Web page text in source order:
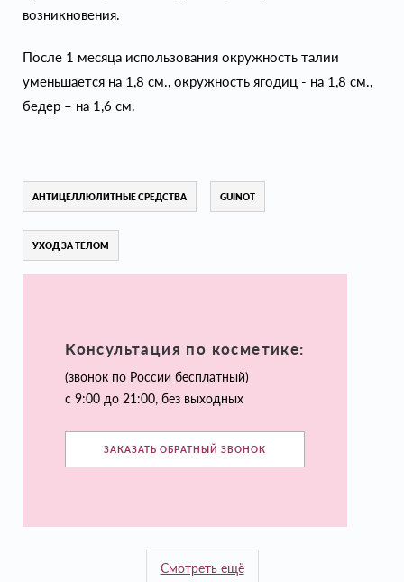
возникновения.
После 1 месяца использования окружность талии
уменьшается на 1,8 см., окружность ягодиц - на 1,8 см.,
бедер – на 1,6 см.
АНТИЦЕЛЛЮЛИТНЫЕ СРЕДСТВА GUINOT
УХОД ЗА ТЕЛОМ
Консультация по косметике:
(звонок по России бесплатный)
с 9:00 до 21:00, без выходных
ЗАКАЗАТЬ ОБРАТНЫЙ ЗВОНОК
Смотреть ещё